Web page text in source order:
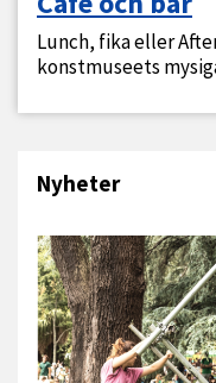
Lunch, fika eller
konstmuseets
Nyheter